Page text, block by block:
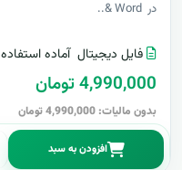
در Word &..
فایل دیجیتال آماده استفاده
4,990,000 تومان
بدون مالیات: 4,990,000 تومان
افزودن به سبد